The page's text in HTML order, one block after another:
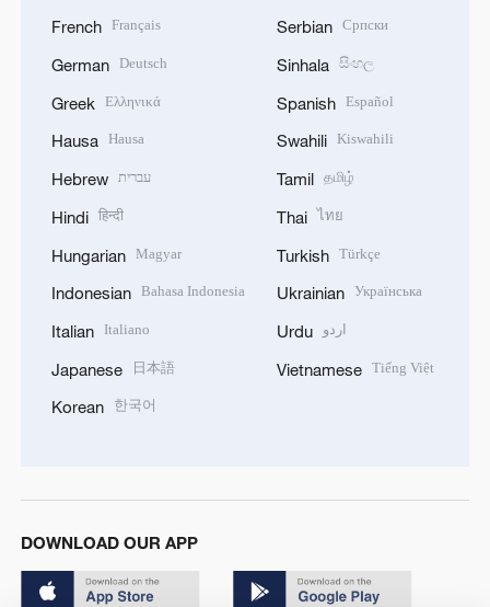
French Français
German Deutsch
Greek Ελληνικά
Hausa Hausa
Hebrew עברית
Hindi हिन्दी
Hungarian Magyar
Indonesian Bahasa Indonesia
Italian Italiano
Japanese 日本語
Korean 한국어
Serbian Српски
Sinhala සිංහල
Spanish Español
Swahili Kiswahili
Tamil தமிழ்
Thai ไทย
Turkish Türkçe
Ukrainian Українська
Urdu اردو
Vietnamese Tiếng Việt
DOWNLOAD OUR APP